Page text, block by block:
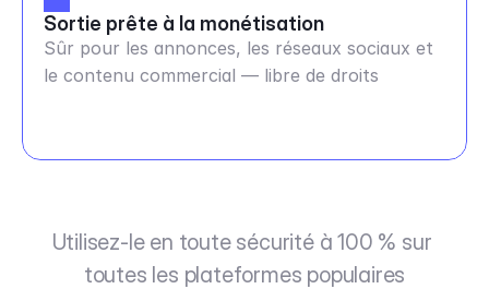
Sortie prête à la monétisation
Sûr pour les annonces, les réseaux sociaux et
le contenu commercial — libre de droits
Utilisez-le en toute sécurité à 100 % sur
toutes les plateformes populaires